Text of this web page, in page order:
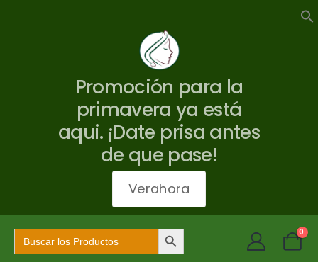
Promoción para la
primavera ya está
aqui. ¡Date prisa antes
de que pase!
Verahora
Buscar: Botón de búsqueda 0